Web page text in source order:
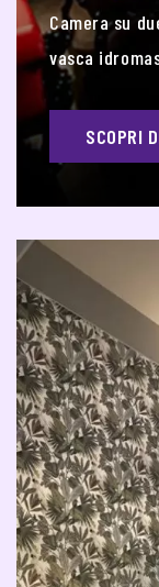
Camera su
vasca
SCOPRI